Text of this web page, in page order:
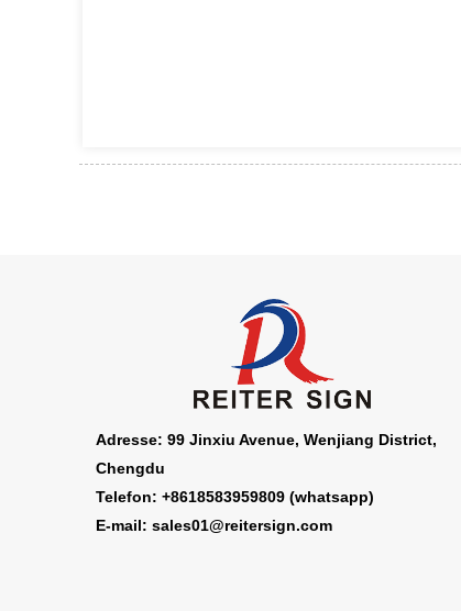
Adresse: 99 Jinxiu Avenue, Wenjiang District,
Chengdu
Telefon: +8618583959809 (whatsapp)
E-mail: sales01@reitersign.com